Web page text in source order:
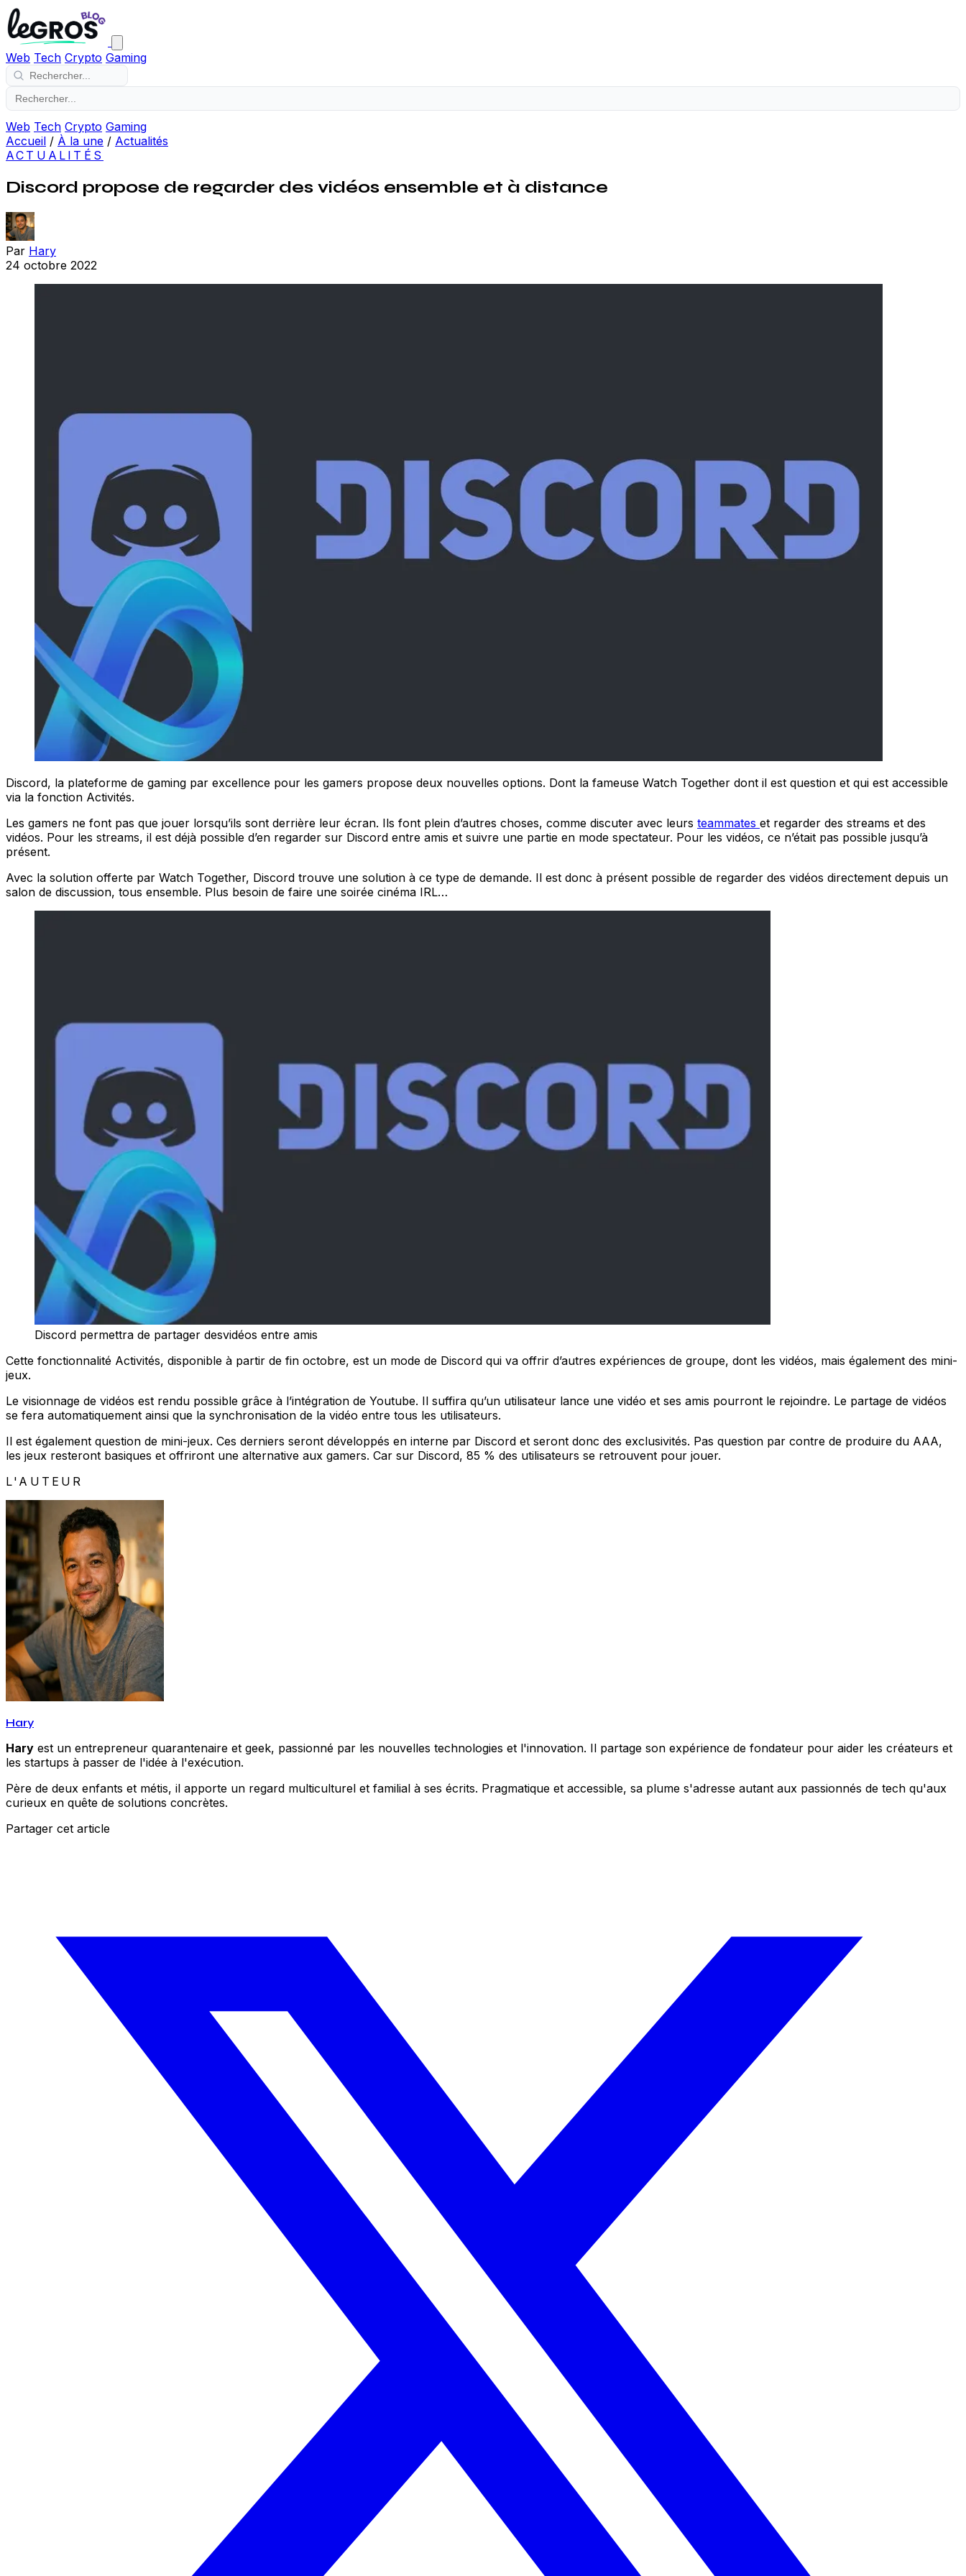
Web Tech Crypto Gaming
Web Tech Crypto Gaming
Accueil / À la une / Actualités
ACTUALITÉS
Discord propose de regarder des vidéos ensemble et à distance
Par Hary
24 octobre 2022
Discord, la plateforme de gaming par excellence pour les gamers propose deux nouvelles options. Dont la fameuse Watch Together dont il est question et qui est accessible
via la fonction Activités.
Les gamers ne font pas que jouer lorsqu’ils sont derrière leur écran. Ils font plein d’autres choses, comme discuter avec leurs teammates et regarder des streams et des
vidéos. Pour les streams, il est déjà possible d’en regarder sur Discord entre amis et suivre une partie en mode spectateur. Pour les vidéos, ce n’était pas possible jusqu’à
présent.
Avec la solution offerte par Watch Together, Discord trouve une solution à ce type de demande. Il est donc à présent possible de regarder des vidéos directement depuis un
salon de discussion, tous ensemble. Plus besoin de faire une soirée cinéma IRL…
Discord permettra de partager desvidéos entre amis
Cette fonctionnalité Activités, disponible à partir de fin octobre, est un mode de Discord qui va offrir d’autres expériences de groupe, dont les vidéos, mais également des mini-
jeux.
Le visionnage de vidéos est rendu possible grâce à l’intégration de Youtube. Il suffira qu’un utilisateur lance une vidéo et ses amis pourront le rejoindre. Le partage de vidéos
se fera automatiquement ainsi que la synchronisation de la vidéo entre tous les utilisateurs.
Il est également question de mini-jeux. Ces derniers seront développés en interne par Discord et seront donc des exclusivités. Pas question par contre de produire du AAA,
les jeux resteront basiques et offriront une alternative aux gamers. Car sur Discord, 85 % des utilisateurs se retrouvent pour jouer.
L'AUTEUR
Hary
Hary est un entrepreneur quarantenaire et geek, passionné par les nouvelles technologies et l'innovation. Il partage son expérience de fondateur pour aider les créateurs et
les startups à passer de l'idée à l'exécution.
Père de deux enfants et métis, il apporte un regard multiculturel et familial à ses écrits. Pragmatique et accessible, sa plume s'adresse autant aux passionnés de tech qu'aux
curieux en quête de solutions concrètes.
Partager cet article